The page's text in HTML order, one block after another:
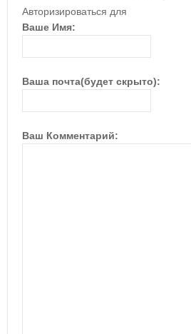
Авторизироваться для
Ваше Имя:
Ваша почта(будет скрыто):
Ваш Комментарий: